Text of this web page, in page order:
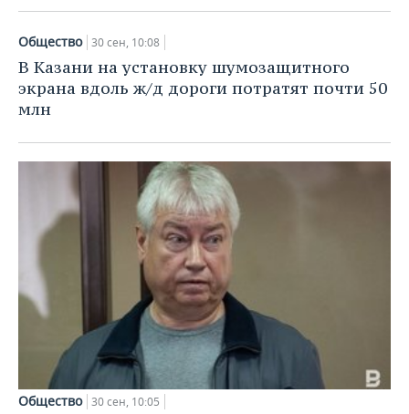
Общество 30 сен, 10:08
В Казани на установку шумозащитного
экрана вдоль ж/д дороги потратят почти 50
млн
Общество 30 сен, 10:05